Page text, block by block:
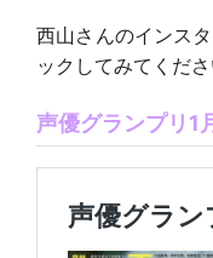
西山さんのインス
ックしてみてくださ
声優グランプリ1